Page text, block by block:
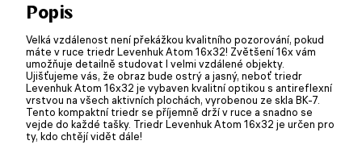
Popis
Velká vzdálenost není překážkou kvalitního pozorování, pokud
máte v ruce triedr Levenhuk Atom 16x32! Zvětšení 16x vám
umožňuje detailně studovat I velmi vzdálené objekty.
Ujišťujeme vás, že obraz bude ostrý a jasný, neboť triedr
Levenhuk Atom 16x32 je vybaven kvalitní optikou s antireflexní
vrstvou na všech aktivních plochách, vyrobenou ze skla BK-7.
Tento kompaktní triedr se příjemně drží v ruce a snadno se
vejde do každé tašky. Triedr Levenhuk Atom 16x32 je určen pro
ty, kdo chtějí vidět dále!